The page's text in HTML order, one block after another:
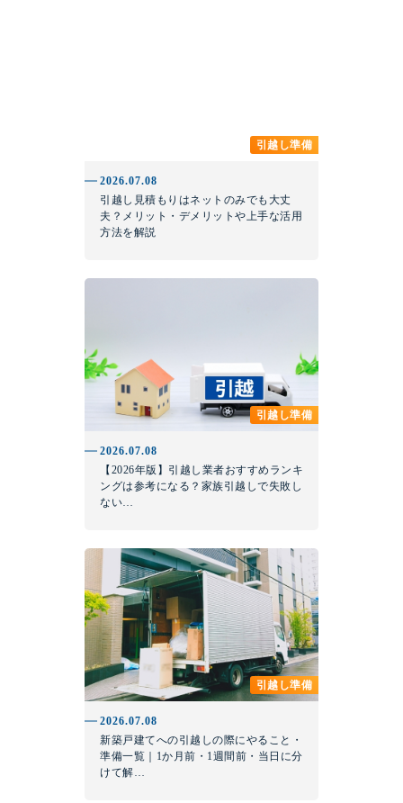
2026.07.08
引越し見積もりはネットのみでも大丈
夫？メリット・デメリットや上手な活用
方法を解説
引越し準備
2026.07.08
【2026年版】引越し業者おすすめランキ
ングは参考になる？家族引越しで失敗し
ない…
引越し準備
2026.07.08
新築戸建てへの引越しの際にやること・
準備一覧｜1か月前・1週間前・当日に分
けて解…
引越し準備